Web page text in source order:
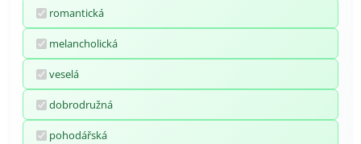
romantická
melancholická
veselá
dobrodružná
pohodářská